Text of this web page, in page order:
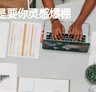
要你灵感爆棚